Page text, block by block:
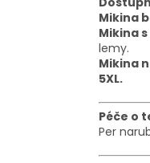
Mikina
Mikina
lemy.
Mikina
5XL.
Péče o
Per